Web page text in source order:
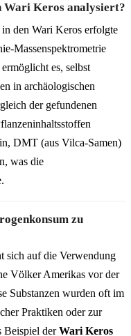
Wari Keros analysiert?
den Wari Keros erfolgte
Massenspektrometrie
es, selbst
in archäologischen
der gefundenen
DMT (aus Vilca-Samen)
was die
zu
sich auf die Verwendung
Völker Amerikas vor der
Substanzen wurden oft im
Praktiken oder zur
Beispiel derWari Keros